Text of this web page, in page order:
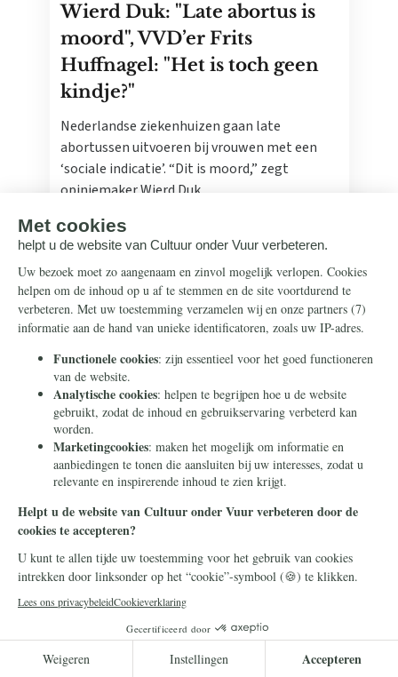
Wierd Duk: "Late abortus is
moord", VVD’er Frits
Huffnagel: "Het is toch geen
kindje?"
Nederlandse ziekenhuizen gaan late
abortussen uitvoeren bij vrouwen met een
‘sociale indicatie’. “Dit is moord,” zegt
opiniemaker Wierd Duk.
Frans Timmermans
Frans Timmermans krijgt
geheel onverdiend een
eretitel als minister van Staat
Frans Timmermans is benoemd tot minister
van Staat. Waar heeft hij dit buitengewone
eerbetoon aan te danken?